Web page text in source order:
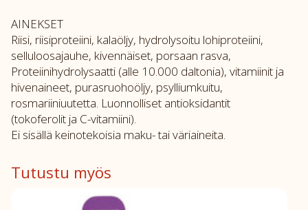
AINEKSET
Riisi, riisiproteiini, kalaöljy, hydrolysoitu lohiproteiini,
selluloosajauhe, kivennäiset, porsaan rasva,
Proteiinihydrolysaatti (alle 10.000 daltonia), vitamiinit ja
hivenaineet, purasruohoöljy, psylliumkuitu,
rosmariiniuutetta. Luonnolliset antioksidantit
(tokoferolit ja C-vitamiini).
Ei sisällä keinotekoisia maku- tai väriaineita.
Tutustu myös